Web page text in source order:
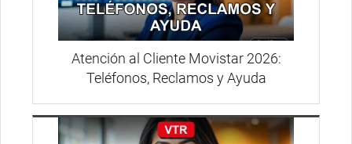
Atención al Cliente Movistar 2026:
Teléfonos, Reclamos y Ayuda